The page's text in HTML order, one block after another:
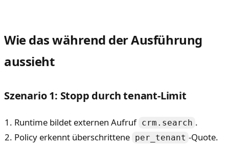
Wie das während der Ausführung
aussieht
Szenario 1: Stopp durch tenant-Limit
Runtime bildet externen Aufruf crm.search .
Policy erkennt überschrittene per_tenant -Quote.